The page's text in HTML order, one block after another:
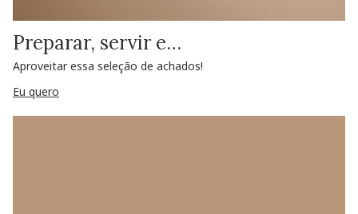
Preparar, servir e…
Aproveitar essa seleção de achados!
Eu quero